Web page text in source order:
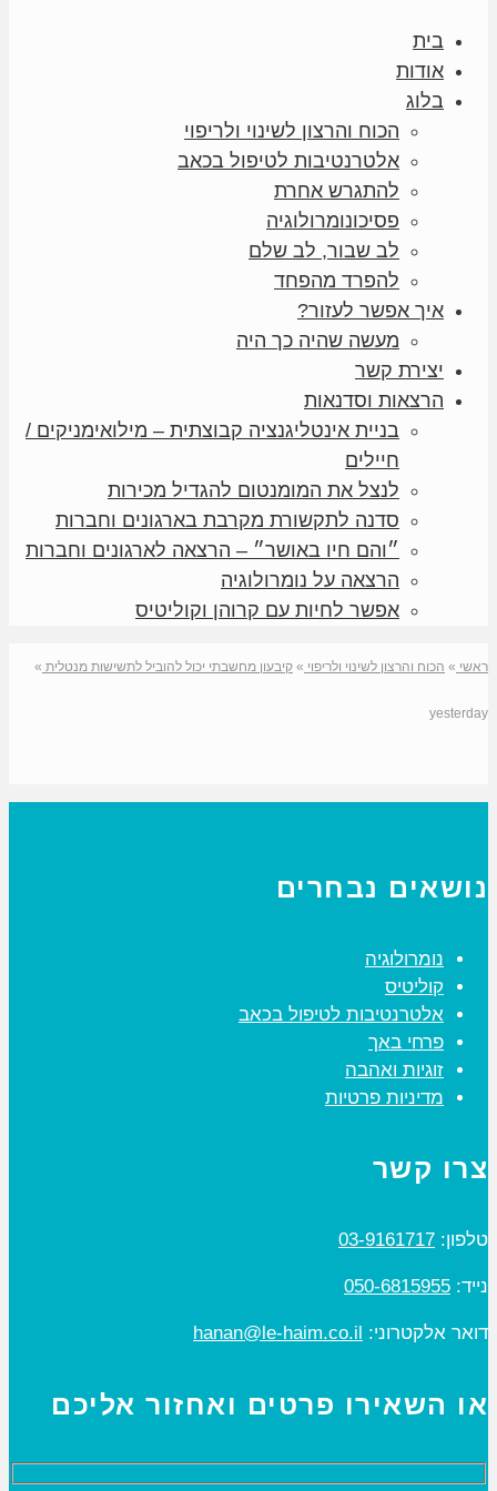
בית
אודות
בלוג
הכוח והרצון לשינוי ולריפוי
אלטרנטיבות לטיפול בכאב
להתגרש אחרת
פסיכונומרולוגיה
לב שבור, לב שלם
להפרד מהפחד
איך אפשר לעזור?
מעשה שהיה כך היה
יצירת קשר
הרצאות וסדנאות
בניית אינטליגנציה קבוצתית – מילואימניקים /
חיילים
לנצל את המומנטום להגדיל מכירות
סדנה לתקשורת מקרבת בארגונים וחברות
״והם חיו באושר״ – הרצאה לארגונים וחברות
הרצאה על נומרולוגיה
אפשר לחיות עם קרוהן וקוליטיס
ראשי » הכוח והרצון לשינוי ולריפוי » קיבעון מחשבתי יכול להוביל לתשישות מנטלית »
yesterday
נושאים נבחרים
נומרולוגיה
קוליטיס
אלטרנטיבות לטיפול בכאב
פרחי באך
זוגיות ואהבה
מדיניות פרטיות
צרו קשר
טלפון: 03-9161717
נייד: 050-6815955
דואר אלקטרוני: hanan@le-haim.co.il
או השאירו פרטים ואחזור אליכם